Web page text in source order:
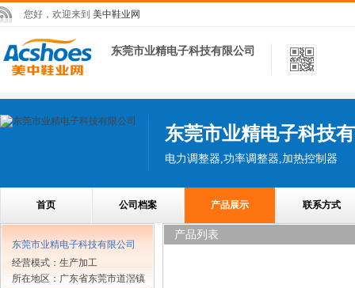
您好，欢迎来到 美中鞋业网
东莞市业精电子科技有限公司
东莞市业精电子科技
电力调整器,功率调整器,加热控制器
首页 公司档案 产品展示 联系方式
东莞市业精电子科技有限公司
经营模式：生产加工
所在地区：广东省东莞市道滘镇
产品列表